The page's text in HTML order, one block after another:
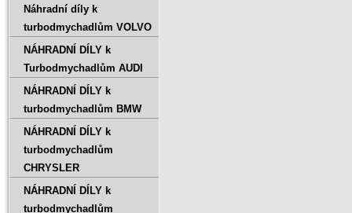
Náhradní díly k
turbodmychadlům VOLVO
NÁHRADNÍ DÍLY k
Turbodmychadlům AUDI
NÁHRADNÍ DÍLY k
turbodmychadlům BMW
NÁHRADNÍ DÍLY k
turbodmychadlům
CHRYSLER
NÁHRADNÍ DÍLY k
turbodmychadlům